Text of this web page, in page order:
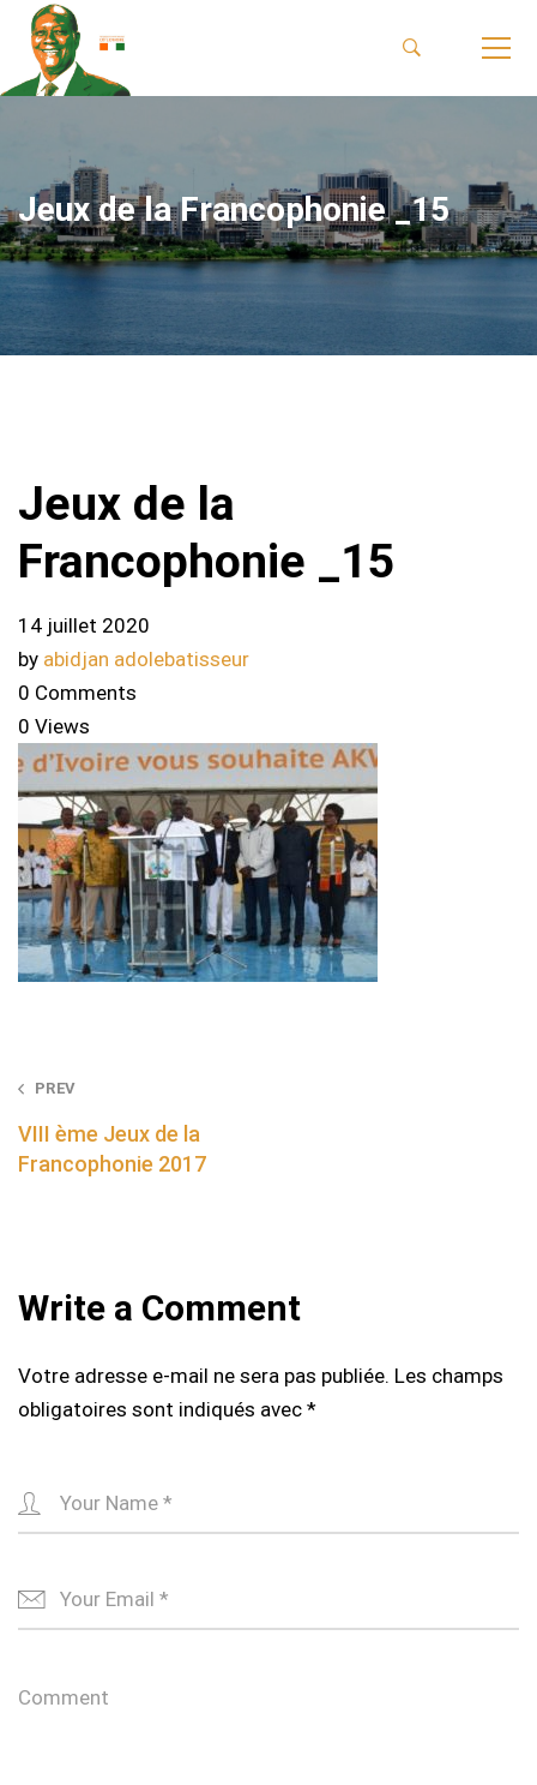
Jeux de la Francophonie _15
Jeux de la
Francophonie _15
14 juillet 2020
by abidjan adolebatisseur
0 Comments
0 Views
Post
navigation
PREV
VIII ème Jeux de la
Francophonie 2017
Write a Comment
Votre adresse e-mail ne sera pas publiée. Les champs
obligatoires sont indiqués avec *